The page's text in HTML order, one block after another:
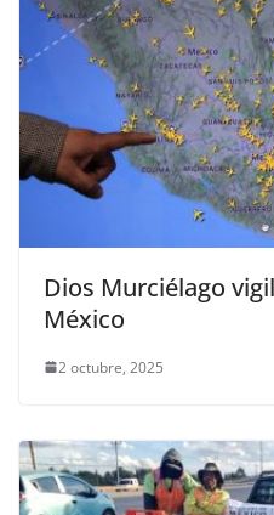
Dios Murciélago
México
2 octubre, 2025